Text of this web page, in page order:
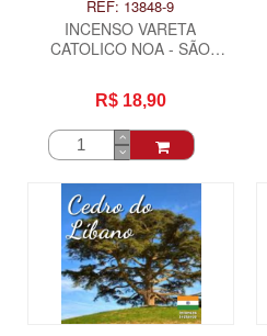
REF: 13848-9
INCENSO VARETA
CATOLICO NOA - SÃO
R$ 18,90